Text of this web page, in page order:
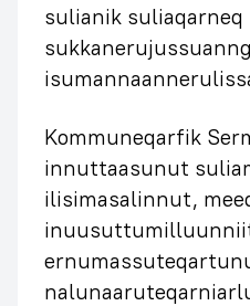
sulianik suliaqarneq
Kommuneqarfik
innuttaasunut
ilisimasalinnut,